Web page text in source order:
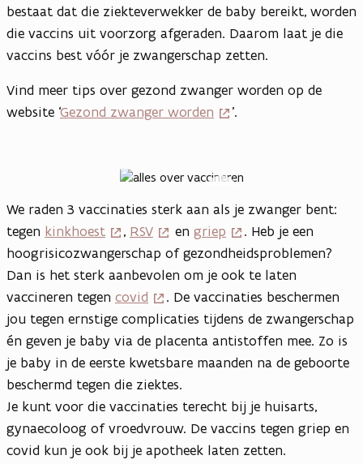
bestaat dat die ziekteverwekker de baby bereikt, worden
die vaccins uit voorzorg afgeraden. Daarom laat je die
vaccins best vóór je zwangerschap zetten.
Vind meer tips over gezond zwanger worden op de
website ‘Gezond zwanger worden ’.
Open
weergave
We raden 3 vaccinaties sterk aan als je zwanger bent:
tegen kinkhoest , RSV en griep
. Heb je een
hoogrisicozwangerschap of gezondheidsproblemen?
Dan is het sterk aanbevolen om je ook te laten
vaccineren tegen covid
. De vaccinaties beschermen
jou tegen ernstige complicaties tijdens de zwangerschap
én geven je baby via de placenta antistoffen mee. Zo is
je baby in de eerste kwetsbare maanden na de geboorte
beschermd tegen die ziektes.
Je kunt voor die vaccinaties terecht bij je huisarts,
gynaecoloog of vroedvrouw. De vaccins tegen griep en
covid kun je ook bij je apotheek laten zetten.